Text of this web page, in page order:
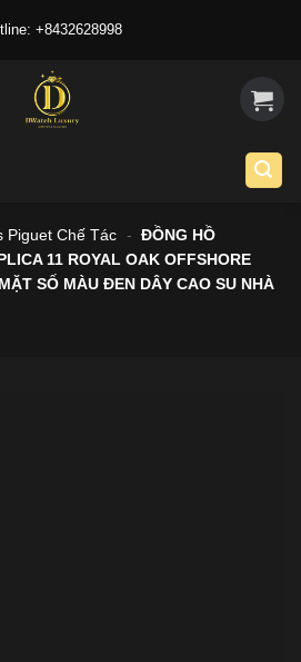
+8432628998
Piguet Chế Tác - ĐỒNG HỒ
11 ROYAL OAK OFFSHORE
SỐ MÀU ĐEN DÂY CAO SU NHÀ